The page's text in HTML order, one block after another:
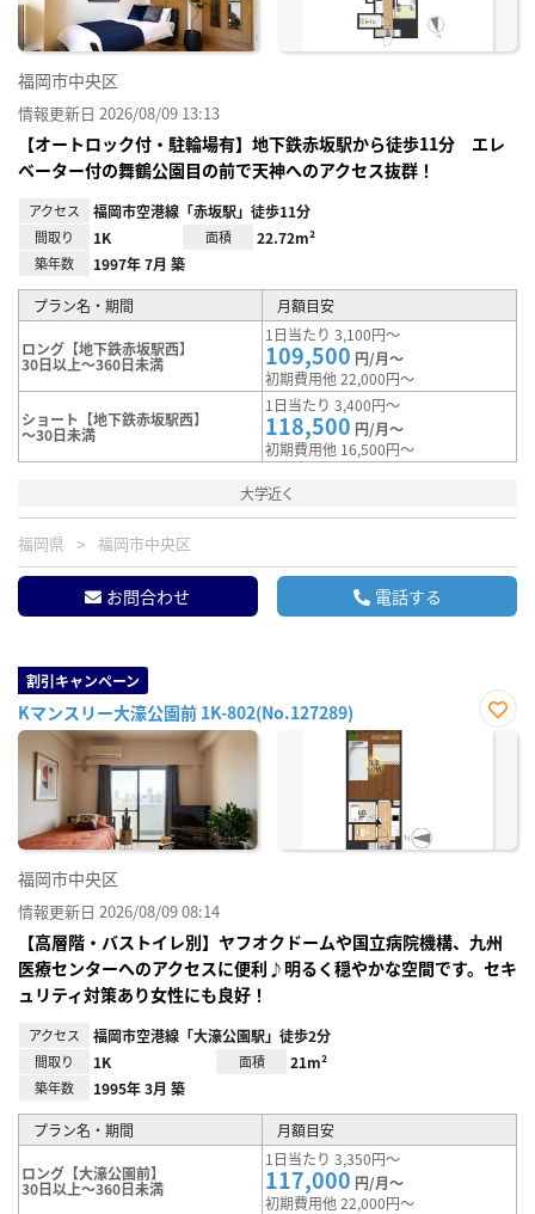
福岡市中央区
情報更新日 2026/08/09 13:13
【オートロック付・駐輪場有】地下鉄赤坂駅から徒歩11分 エレ
ベーター付の舞鶴公園目の前で天神へのアクセス抜群！
アクセス 福岡市空港線「赤坂駅」徒歩11分
間取り 1K 面積 22.72m²
築年数 1997年 7月 築
プラン名・期間 月額目安
ロング【地下鉄赤坂駅西】
30日以上～360日未満
1日当たり 3,100円～
109,500 円/月～
初期費用他 22,000円～
ショート【地下鉄赤坂駅西】
～30日未満
1日当たり 3,400円～
118,500 円/月～
初期費用他 16,500円～
大学近く
福岡県 福岡市中央区
お問合わせ 電話する
割引キャンペーン
Kマンスリー大濠公園前 1K-802(No.127289)
お気
福岡市中央区
情報更新日 2026/08/09 08:14
【高層階・バストイレ別】ヤフオクドームや国立病院機構、九州
医療センターへのアクセスに便利♪明るく穏やかな空間です。セキ
ュリティ対策あり女性にも良好！
アクセス 福岡市空港線「大濠公園駅」徒歩2分
間取り 1K 面積 21m²
築年数 1995年 3月 築
プラン名・期間 月額目安
ロング【大濠公園前】
30日以上～360日未満
1日当たり 3,350円～
117,000 円/月～
初期費用他 22,000円～